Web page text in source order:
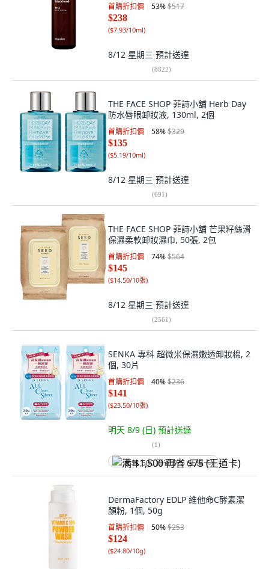
首購折扣價 53%$517
$238
($7.93/10ml)
8/12 星期三 預計送達
(8822)
THE FACE SHOP 菲詩小舖 Herb Day
防水唇眼卸妝液, 130ml, 2個
首購折扣價 58%$329
$135
($5.19/10ml)
8/12 星期三 預計送達
(691)
THE FACE SHOP 菲詩小舖 芒果籽絲滑
保濕柔軟卸妝濕巾, 50張, 2包
首購折扣價 74%$564
$145
($14.50/10張)
8/12 星期三 預計送達
(2561)
SENKA 專科 超微米保濕嫩透卸妝棉, 2
個, 30片
首購折扣價 40%$236
$141
($23.50/10張)
明天 8/9 (日) 預計送達
(1)
满 $1,500 再省 $75 (王道卡)
DermaFactory EDLP 維他命C酵素潔
顏粉, 1個, 50g
首購折扣價 50%$253
$124
($24.80/10g)